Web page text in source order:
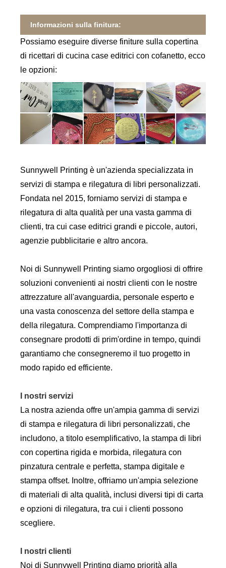
Informazioni sulla finitura:
Possiamo eseguire diverse finiture sulla copertina
di ricettari di cucina case editrici con cofanetto, ecco
le opzioni:
Sunnywell Printing è un'azienda specializzata in
servizi di stampa e rilegatura di libri personalizzati.
Fondata nel 2015, forniamo servizi di stampa e
rilegatura di alta qualità per una vasta gamma di
clienti, tra cui case editrici grandi e piccole, autori,
agenzie pubblicitarie e altro ancora.
Noi di Sunnywell Printing siamo orgogliosi di offrire
soluzioni convenienti ai nostri clienti con le nostre
attrezzature all'avanguardia, personale esperto e
una vasta conoscenza del settore della stampa e
della rilegatura. Comprendiamo l'importanza di
consegnare prodotti di prim'ordine in tempo, quindi
garantiamo che consegneremo il tuo progetto in
modo rapido ed efficiente.
I nostri servizi
La nostra azienda offre un'ampia gamma di servizi
di stampa e rilegatura di libri personalizzati, che
includono, a titolo esemplificativo, la stampa di libri
con copertina rigida e morbida, rilegatura con
pinzatura centrale e perfetta, stampa digitale e
stampa offset. Inoltre, offriamo un'ampia selezione
di materiali di alta qualità, inclusi diversi tipi di carta
e opzioni di rilegatura, tra cui i clienti possono
scegliere.
I nostri clienti
Noi di Sunnywell Printing diamo priorità alla